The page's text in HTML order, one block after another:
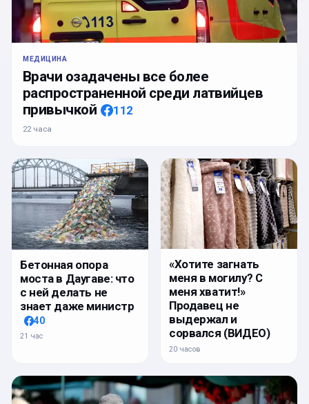
МЕДИЦИНА
Врачи озадачены все более
распространенной среди латвийцев
привычкой
112
22 часа
Бетонная опора
моста в Даугаве: что
с ней делать не
знает даже министр
40
21 час
«Хотите загнать
меня в могилу? С
меня хватит!»
Продавец не
выдержал и
сорвался (ВИДЕО)
20 часов